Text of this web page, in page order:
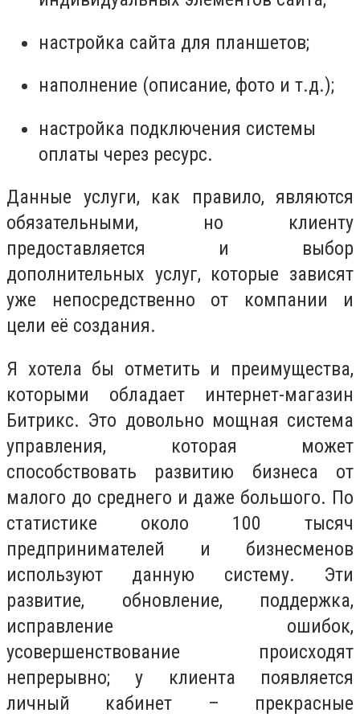
настройка сайта для планшетов;
наполнение (описание, фото и т.д.);
настройка подключения системы
оплаты через ресурс.
Данные услуги, как правило, являются
обязательными, но клиенту
предоставляется и выбор
дополнительных услуг, которые зависят
уже непосредственно от компании и
цели её создания.
Я хотела бы отметить и преимущества,
которыми обладает интернет-магазин
Битрикс. Это довольно мощная система
управления, которая может
способствовать развитию бизнеса от
малого до среднего и даже большого. По
статистике около 100 тысяч
предпринимателей и бизнесменов
используют данную систему. Эти
развитие, обновление, поддержка,
исправление ошибок,
усовершенствование происходят
непрерывно; у клиента появляется
личный кабинет – прекрасные